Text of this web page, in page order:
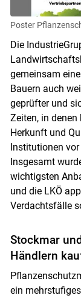
Poster
Die
gemeinsam
Bauern auch
geprüfter und
Zeiten, in
Herkunft und
Institutionen
Insgesamt
wichtigsten
und die LKÖ
Verdachtsfälle
Stockmar
Händlern
ein